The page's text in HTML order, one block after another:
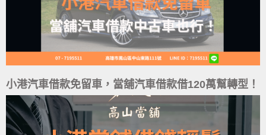
小港汽車借款免留車，當舖汽車借款借120萬幫轉型！